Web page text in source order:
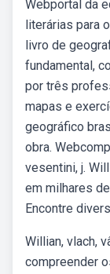
Webportal da
literárias para
livro de
fundamental,
por três
mapas e
geográfico
obra.
vesentini, j.
em milhares
Encontre
Willian, vlach,
compreender